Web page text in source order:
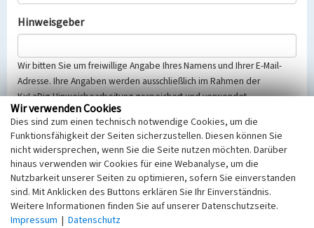
Hinweisgeber
Wir bitten Sie um freiwillige Angabe Ihres Namens und Ihrer E-Mail-
Adresse. Ihre Angaben werden ausschließlich im Rahmen der
KuLaDig-Hinweisbearbeitung gespeichert und verwendet.
Selbstverständlich werden diese entsprechend der Vorschriften des
Telemediengesetzes, des Datenschutzgesetzes NRW und der seit
dem 25.05.2018 gültigen Europäischen Datenschutzgrundverordnung
(EU-DSGVO) vertraulich behandelt, beachten Sie bitte unsere
Hinweise zumDatenschutz
Nachricht
Wir verwenden Cookies
Dies sind zum einen technisch notwendige Cookies, um die
Funktionsfähigkeit der Seiten sicherzustellen. Diesen können Sie
nicht widersprechen, wenn Sie die Seite nutzen möchten. Darüber
hinaus verwenden wir Cookies für eine Webanalyse, um die
Nutzbarkeit unserer Seiten zu optimieren, sofern Sie einverstanden
sind. Mit Anklicken des Buttons erklären Sie Ihr Einverständnis.
Weitere Informationen finden Sie auf unserer Datenschutzseite.
Impressum | Datenschutz